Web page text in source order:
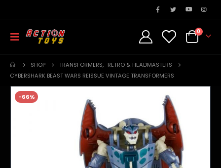
0
SHOP TRANSFORMERS, RETRO & HEADMASTERS
CYBERSHARK BEAST WARS REISSUE VINTAGE TRANSFORMERS
-66%